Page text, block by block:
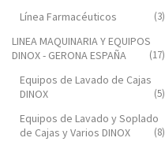
Línea Farmacéuticos (3)
LINEA MAQUINARIA Y EQUIPOS
DINOX - GERONA ESPAÑA
(17)
Equipos de Lavado de Cajas
DINOX
(5)
Equipos de Lavado y Soplado
de Cajas y Varios DINOX
(8)